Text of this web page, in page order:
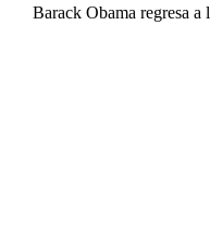
Barack Obama regresa a